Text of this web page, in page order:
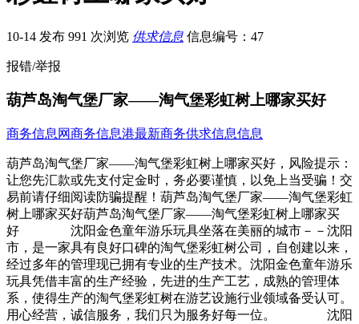
10-14 发布 991 次浏览 供求信息 信息编号：47
报错/举报
葫芦岛淘气堡厂家——淘气堡彩虹树上哪家买好
商务信息网商务信息港最新商务供求信息信息
葫芦岛淘气堡厂家——淘气堡彩虹树上哪家买好，风险提示：
让您先汇款或先支付定金时，务必要谨慎，以免上当受骗！交
易前请仔细阅读防骗提醒！葫芦岛淘气堡厂家——淘气堡彩虹
树上哪家买好葫芦岛淘气堡厂家——淘气堡彩虹树上哪家买
好 沈阳金色童年游乐玩具坐落在美丽的城市－－沈阳
市，是一家具有良好口碑的淘气堡彩虹树公司，自创建以来，
经过多年的管理现已拥有专业的生产技术。沈阳金色童年游乐
玩具凭借丰富的生产经验，先进的生产工艺，成熟的管理体
系，使得生产的淘气堡彩虹树在游艺设施行业领域备受认可。
用心经营，诚信服务，我们只为服务好每一位。 沈阳